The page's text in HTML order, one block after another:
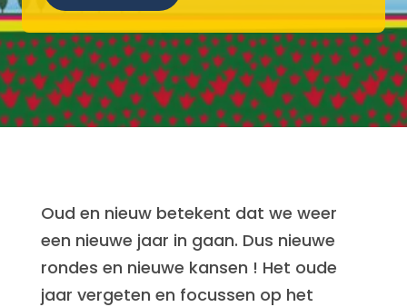
Oud en nieuw betekent dat we weer
een nieuwe jaar in gaan. Dus nieuwe
rondes en nieuwe kansen ! Het oude
jaar vergeten en focussen op het